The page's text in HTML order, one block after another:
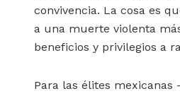
convivencia. La cosa es
a una muerte violenta
beneficios y privilegios a
Para las élites mexicanas